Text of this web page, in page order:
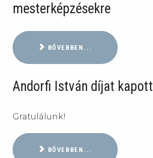
mesterképzésekre
BŐVEBBEN...
Andorfi István díjat kapott
Gratulálunk!
BŐVEBBEN...